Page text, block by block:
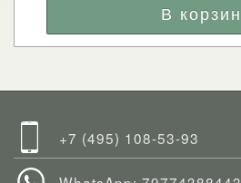
+7 (495) 108-53-93